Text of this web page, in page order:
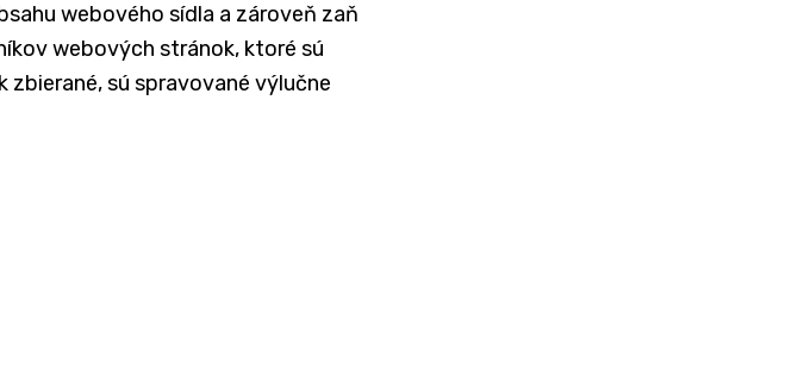
webového sídla a zároveň zaň
webových stránok, ktoré sú
sú spravované výlučne